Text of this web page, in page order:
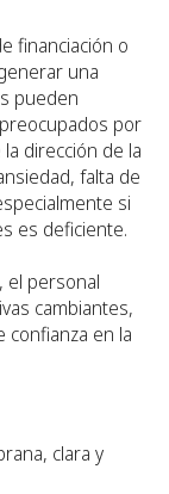
financiación o
una
pueden
por
dirección de la
falta de
si
es deficiente.
el personal
cambiantes,
confianza en la
clara y